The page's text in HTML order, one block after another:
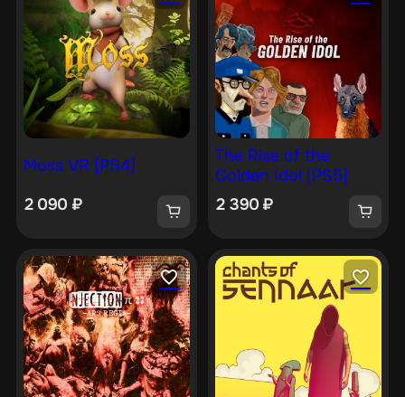
Moss VR [PS4]
2 090 ₽
The Rise of the
Golden Idol [PS5]
2 390₽